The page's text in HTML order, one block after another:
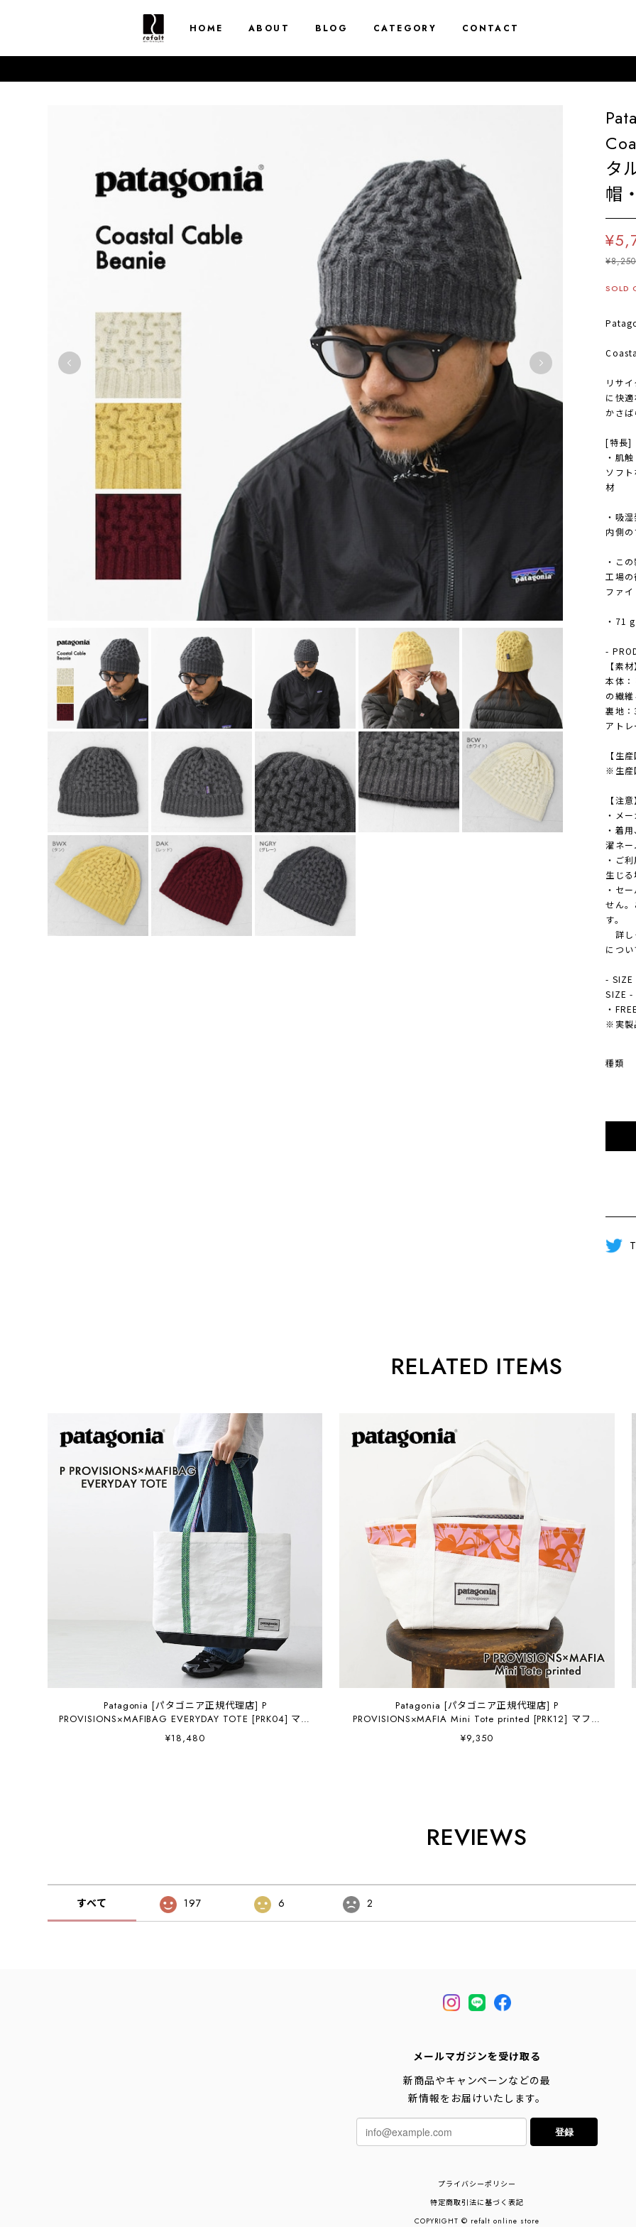
HOME ABOUT BLOG CATEGORY CONTACT
タ
帽
¥8,250
SOLD
リサ
に快
かさ
[特長]
・肌
ソフ
材
・吸
内側
・こ
工場
ファ
・71
-
【素
本体
の繊
裏地
アト
【生
※生産
【注
・メ
・着
濯ネ
・ご
生じ
・セ
せん
す。
詳し
につ
- SIZE
SIZE
・
※実製
種類
RELATED ITEMS
Patagonia [パタゴニア正規代理店] P
PROVISIONS×MAFIBAG EVERYDAY TOTE [PRK04] マフ
ィア・エブリデー・トート・MEN'S / LADY'S [2026SS]
¥18,480
Patagonia [パタゴニア正規代理店] P
PROVISIONS×MAFIA Mini Tote printed [PRK12] マフィ
ア・ミニ・トート（プリント柄）・MEN'S / LADY'S
[2026SS]
¥9,350
REVIEWS
すべて 197 6 2
メールマガジンを受け取る
新商品やキャンペーンなどの最
新情報をお届けいたします。
登録
プライバシーポリシー
特定商取引法に基づく表記
COPYRIGHT © refalt online store